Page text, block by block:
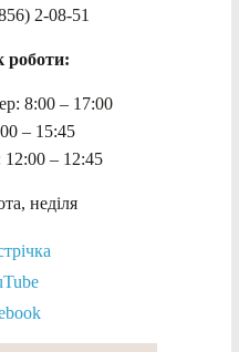
2-08-51
роботи:
8:00 – 17:00
– 15:45
12:00 – 12:45
неділя